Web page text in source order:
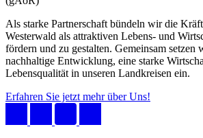
Als starke Partnerschaft bündeln wir die
Westerwald als attraktiven Lebens- und
fördern und zu gestalten. Gemeinsam setzen
nachhaltige Entwicklung, eine starke
Lebensqualität in unseren Landkreisen ein.
Erfahren Sie jetzt mehr über Uns!